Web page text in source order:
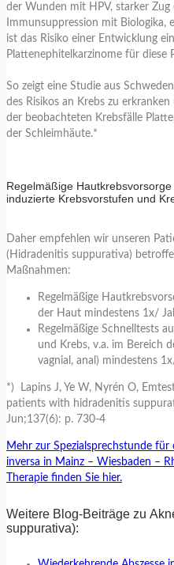
der Wunden mit HPV, starker
Immunsuppression mit Biologika,
ist das Risiko einer Entwicklung
Plattenephitelkarzinome für diese
So zeigt eine Studie aus
des Risikos an Krebs zu
der beobachteten Krebsfälle
der Schleimhäute.*
Regelmäßige
induzierte Krebsvorstufen und
Daher empfehlen wir unseren
(Hidradenitis suppurativa)
Maßnahmen:
Regelmäßige
der Haut mindestens 1x/
Regelmäßige Schnelltests
und Krebs, v.a. im Bereich
vagnial, anal) mindestens
*) Lapins J, Ye W, Nyrén O,
patients with hidradenitis
Jun;137(6): p. 730-4
Mehr zur Spezialsprechstunde für
inversa in Mainz – Wiesbaden –
Therapie finden Sie hier.
Weitere Blog-Beiträge zu
suppurativa):